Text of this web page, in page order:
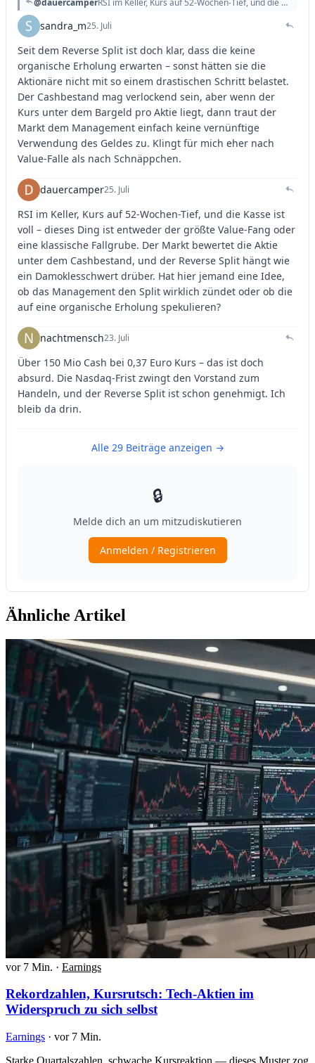
Ähnliche Artikel
vor 7 Min. · Earnings
Rekordzahlen, Kursrutsch: Tech-Aktien im
Widerspruch zu sich selbst
Earnings · vor 7 Min.
Starke Quartalszahlen, schwache Kursreaktion — dieses Muster zog